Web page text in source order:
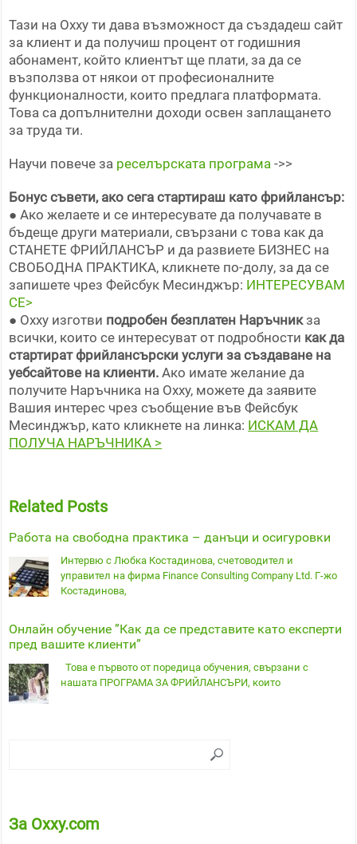
Тази на Oxxy ти дава възможност да създадеш сайт
за клиент и да получиш процент от годишния
абонамент, който клиентът ще плати, за да се
възползва от някои от професионалните
функционалности, които предлага платформата.
Това са допълнителни доходи освен заплащането
за труда ти.
Научи повече за реселърската програма ->>
Бонус съвети, ако сега стартираш като фрийлансър:
● Ако желаете и се интересувате да получавате в
бъдеще други материали, свързани с това как да
СТАНЕТЕ ФРИЙЛАНСЪР и да развиете БИЗНЕС на
СВОБОДНА ПРАКТИКА, кликнете по-долу, за да се
запишете чрез Фейсбук Месинджър: ИНТЕРЕСУВАМ
СЕ>
● Oxxy изготви подробен безплатен Наръчникза
всички, които се интересуват от подробности как да
стартират фрийлансърски услуги за създаване на
уебсайтове на клиенти. Ако имате желание да
получите Наръчника на Oxxy, можете да заявите
Вашия интерес чрез съобщение във Фейсбук
Месинджър, като кликнете на линка: ИСКАМ ДА
ПОЛУЧА НАРЪЧНИКА >
Related Posts
Работа на свободна практика – данъци и осигуровки
Интервю с Любка Костадинова, счетоводител и
управител на фирма Finance Consulting Company Ltd. Г-жо
Костадинова,
Онлайн обучение ”Как да се представите като експерти
пред вашите клиенти”
Това е първото от поредица обучения, свързани с
нашата ПРОГРАМА ЗА ФРИЙЛАНСЪРИ, които
За Oxxy.com